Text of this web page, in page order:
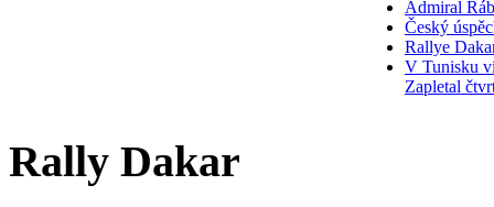
Admiral
Český
Rallye
V Tunisku
Zapletal
Rally Dakar